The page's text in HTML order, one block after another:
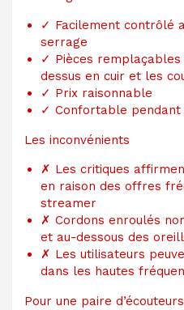
✓ Facilement contrôlé
serrage
✓ Pièces
dessus en cuir et les
✓ Prix ​​raisonnable
✓ Confortable pendant
Les inconvénients
✗ Les critiques
en raison des offres
streamer
✗ Cordons enroulés
et au-dessous des
✗ Les utilisateurs
dans les hautes
Pour une paire